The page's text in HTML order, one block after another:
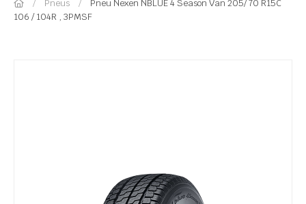
Pneus
Pneu Nexen NBLUE 4 Season Van 205/ 70 R15C
106 / 104R , 3PMSF